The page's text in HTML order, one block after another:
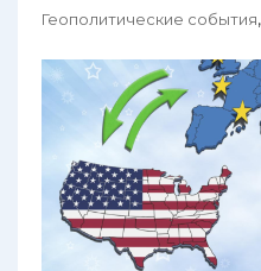
Геополитические события,